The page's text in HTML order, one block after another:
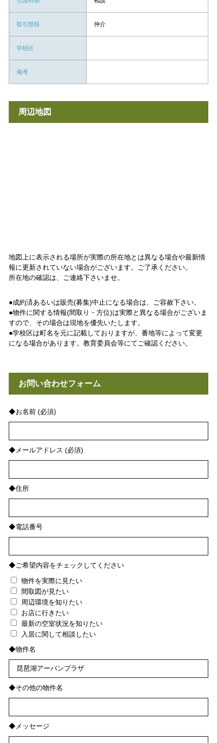
取引態様 仲介
学校区
備考
周辺地図
地図上に表示される場所が実際の所在地とは異なる場合や最新情
報に更新されていない場合がございます。ご了承ください。
所在地の確認は、ご連絡下さいませ。
●成約済あるいは販売(募集)中止になる場合は、ご容赦下さい。
●物件に関する情報(間取り・方位)は実際と異なる場合がございま
すので、その場合は現地を優先いたします。
●学校区は町名を元に記載しておりますが、番地等によって変更
になる場合があります。教育委員会等にてご確認ください。
お問い合わせフォーム
◆お名前 (必須)
◆メールアドレス (必須)
◆住所
◆電話番号
◆ご希望内容をチェックしてください
物件を実際に見たい
間取図が見たい
周辺環境を知りたい
お店に行きたい
最新の空室状況を知りたい
入居に関して相談したい
◆物件名
◆その他の物件名
◆メッセージ